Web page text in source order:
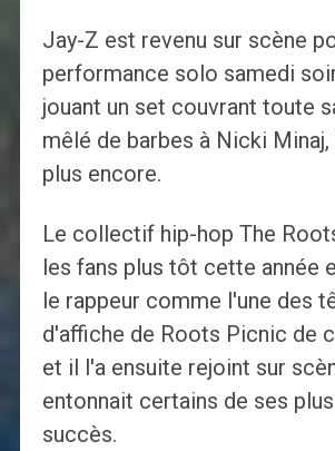
Jay-Z est revenu sur scène
performance solo samedi
jouant un set couvrant toute
mêlé de barbes à Nicki Minaj,
plus encore.
Le collectif hip-hop The
les fans plus tôt cette année
le rappeur comme l'une des
d'affiche de Roots Picnic de
et il l'a ensuite rejoint sur
entonnait certains de ses
succès.